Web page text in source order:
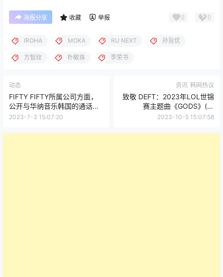
海报分享 收藏 举报 0 0
IROHA MOKA RU NEXT 孙旨优
方智玟 朴敏珠 李荣书
动态
FIFTY FIFTY所属公司方面，
公开与华纳音乐韩国的通话录
音文件…"提出200亿的收购建
2023-7-3 15:07:20
资讯 韩网热议
致敬 DEFT：2023年LOL世锦
赛主题曲《GODS》(ft.
NewJeans)
2023-10-5 15:07:58